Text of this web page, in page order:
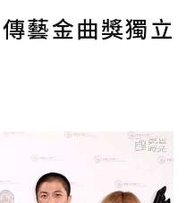
藝金曲獎獨立